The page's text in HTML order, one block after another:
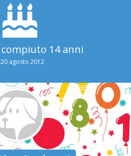
compiuto 14 anni
agosto 2012